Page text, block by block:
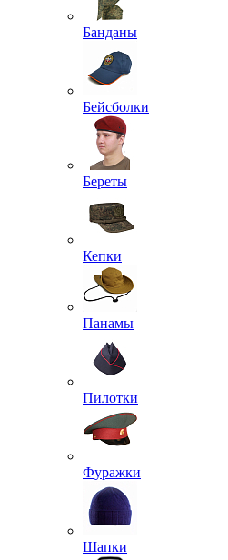
Банданы
Бейсболки
Береты
Кепки
Панамы
Пилотки
Фуражки
Шапки